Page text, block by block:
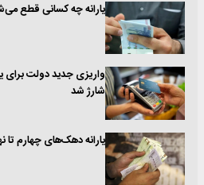
یارانه چه کسانی قطع
واریزی جدید دولت برای
شارژ شد
یارانه دهک‌های چهارم تا